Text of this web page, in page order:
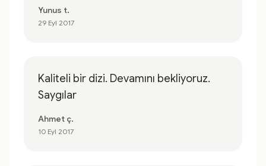
Yunus t.
29 Eyl 2017
Kaliteli bir dizi. Devamını bekliyoruz.
Saygılar
Ahmet ç.
10 Eyl 2017